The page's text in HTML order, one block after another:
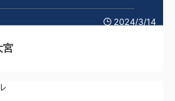
2024/3/14
宮